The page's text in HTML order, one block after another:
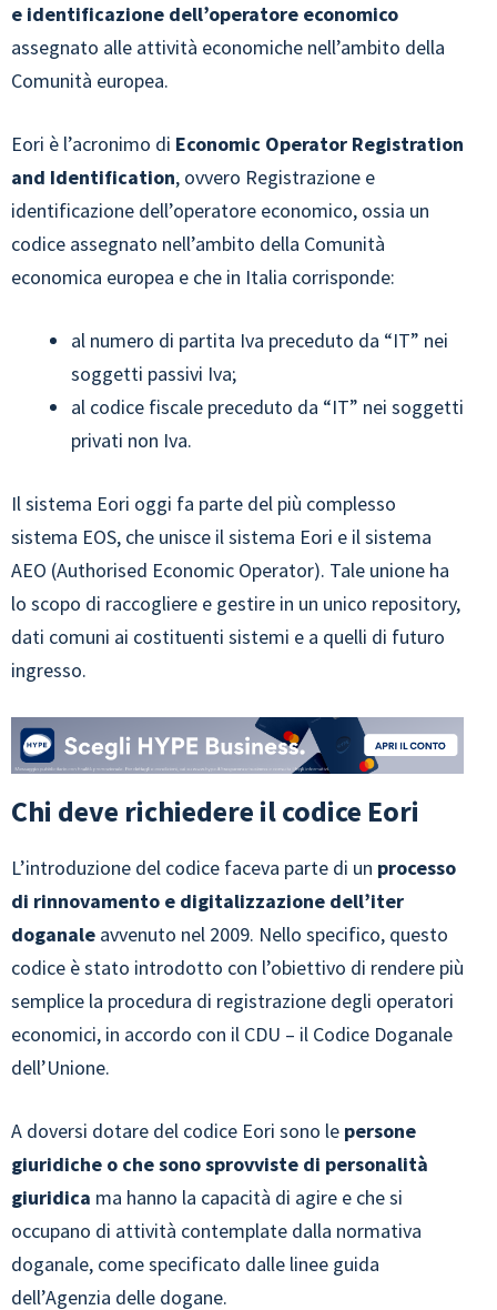
e identificazione dell’operatore economico
assegnato alle attività economiche nell’ambito della
Comunità europea.
Eori è l’acronimo di Economic Operator Registration
and Identification, ovvero Registrazione e
identificazione dell’operatore economico, ossia un
codice assegnato nell’ambito della Comunità
economica europea e che in Italia corrisponde:
al numero di partita Iva preceduto da “IT” nei
soggetti passivi Iva;
al codice fiscale preceduto da “IT” nei soggetti
privati non Iva.
Il sistema Eori oggi fa parte del più complesso
sistema EOS, che unisce il sistema Eori e il sistema
AEO (Authorised Economic Operator). Tale unione ha
lo scopo di raccogliere e gestire in un unico repository,
dati comuni ai costituenti sistemi e a quelli di futuro
ingresso.
Chi deve richiedere il codice Eori
L’introduzione del codice faceva parte di un processo
di rinnovamento e digitalizzazione dell’iter
doganale avvenuto nel 2009. Nello specifico, questo
codice è stato introdotto con l’obiettivo di rendere più
semplice la procedura di registrazione degli operatori
economici, in accordo con il CDU – il Codice Doganale
dell’Unione.
A doversi dotare del codice Eori sono le persone
giuridiche o che sono sprovviste di personalità
giuridica ma hanno la capacità di agire e che si
occupano di attività contemplate dalla normativa
doganale, come specificato dalle linee guida
dell’Agenzia delle dogane.